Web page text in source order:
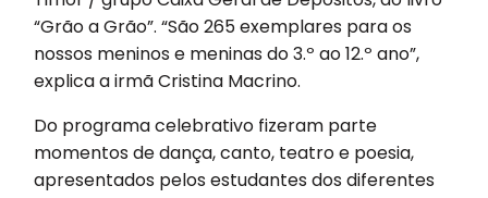
“Grão a Grão”. “São 265 exemplares para os
nossos meninos e meninas do 3.º ao 12.º ano”,
explica a irmã Cristina Macrino.
Do programa celebrativo fizeram parte
momentos de dança, canto, teatro e poesia,
apresentados pelos estudantes dos diferentes